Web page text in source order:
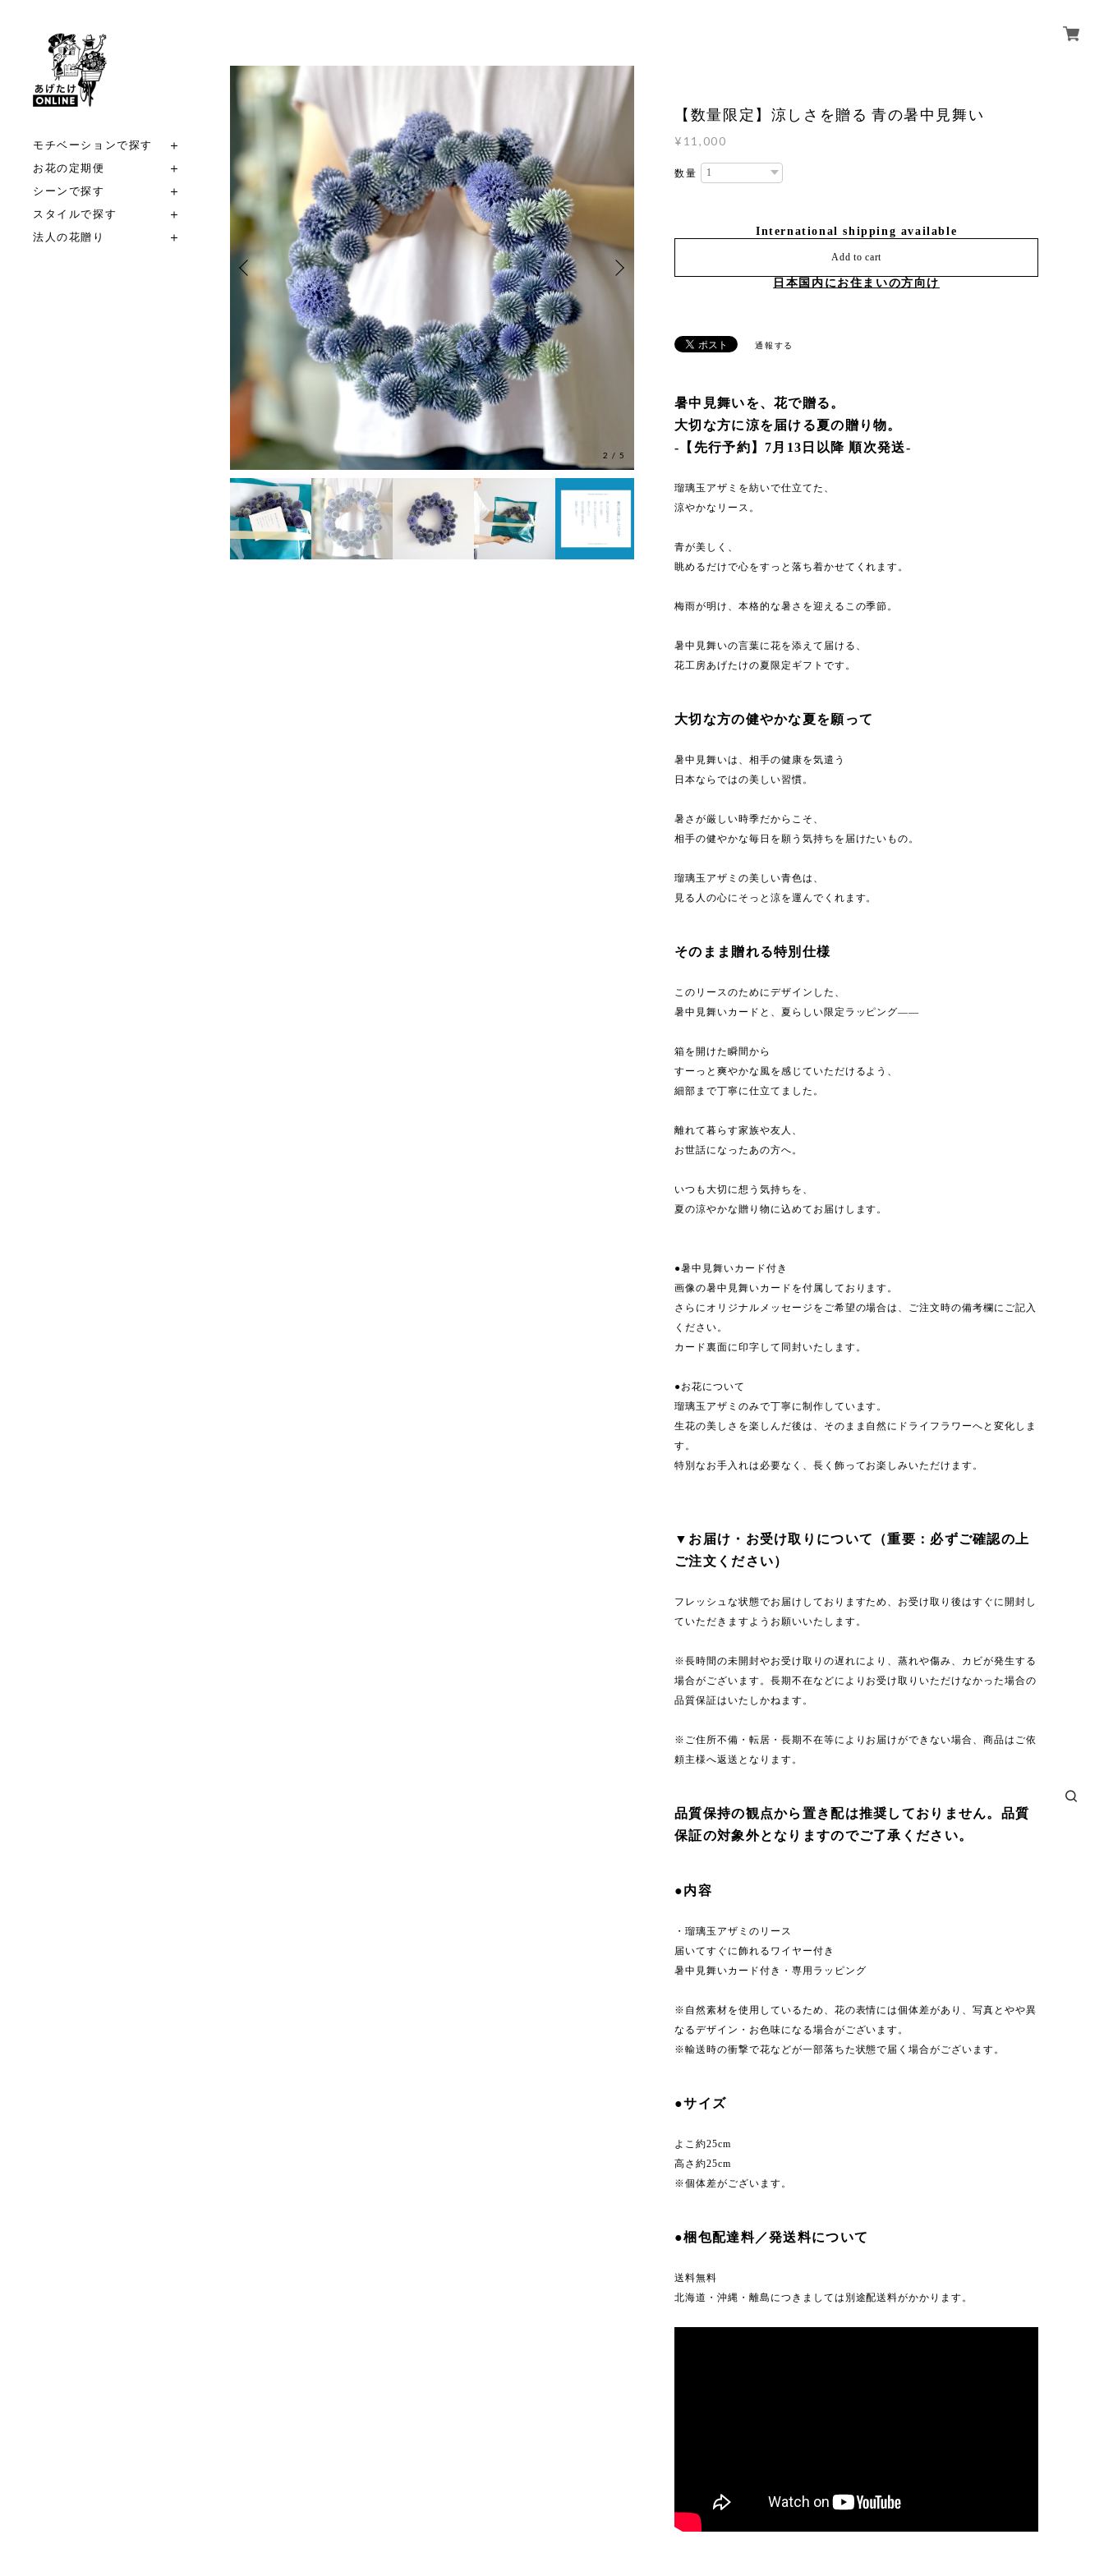
モチベーションで探す
お花の定期便
シーンで探す
スタイルで探す
法人の花贈り
3 / 5
【数量限定】涼しさを贈る 青の暑中見舞い
¥11,000
数量
International shipping available
Add to cart
日本国内にお住まいの方向け
通報する
暑中見舞いを、花で贈る。
大切な方に涼を届ける夏の贈り物。
-【先行予約】7月13日以降 順次発送-
瑠璃玉アザミを紡いで仕立てた、
涼やかなリース。
青が美しく、
眺めるだけで心をすっと落ち着かせてくれます。
梅雨が明け、本格的な暑さを迎えるこの季節。
暑中見舞いの言葉に花を添えて届ける、
花工房あげたけの夏限定ギフトです。
大切な方の健やかな夏を願って
暑中見舞いは、相手の健康を気遣う
日本ならではの美しい習慣。
暑さが厳しい時季だからこそ、
相手の健やかな毎日を願う気持ちを届けたいもの。
瑠璃玉アザミの美しい青色は、
見る人の心にそっと涼を運んでくれます。
そのまま贈れる特別仕様
このリースのためにデザインした、
暑中見舞いカードと、夏らしい限定ラッピング――
箱を開けた瞬間から
すーっと爽やかな風を感じていただけるよう、
細部まで丁寧に仕立てました。
離れて暮らす家族や友人、
お世話になったあの方へ。
いつも大切に想う気持ちを、
夏の涼やかな贈り物に込めてお届けします。
●暑中見舞いカード付き
画像の暑中見舞いカードを付属しております。
さらにオリジナルメッセージをご希望の場合は、ご注文時の備考欄にご記入
ください。
カード裏面に印字して同封いたします。
●お花について
瑠璃玉アザミのみで丁寧に制作しています。
生花の美しさを楽しんだ後は、そのまま自然にドライフラワーへと変化しま
す。
特別なお手入れは必要なく、長く飾ってお楽しみいただけます。
▼お届け・お受け取りについて（重要：必ずご確認の上
ご注文ください）
フレッシュな状態でお届けしておりますため、お受け取り後はすぐに開封し
ていただきますようお願いいたします。
※長時間の未開封やお受け取りの遅れにより、蒸れや傷み、カビが発生する
場合がございます。長期不在などによりお受け取りいただけなかった場合の
品質保証はいたしかねます。
※ご住所不備・転居・長期不在等によりお届けができない場合、商品はご依
頼主様へ返送となります。
品質保持の観点から置き配は推奨しておりません。品質
保証の対象外となりますのでご了承ください。
●内容
・瑠璃玉アザミのリース
届いてすぐに飾れるワイヤー付き
暑中見舞いカード付き・専用ラッピング
※自然素材を使用しているため、花の表情には個体差があり、写真とやや異
なるデザイン・お色味になる場合がございます。
※輸送時の衝撃で花などが一部落ちた状態で届く場合がございます。
●サイズ
よこ約25cm
高さ約25cm
※個体差がございます。
●梱包配達料／発送料について
送料無料
北海道・沖縄・離島につきましては別途配送料がかかります。